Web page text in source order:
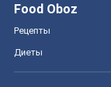
Food Oboz
Рецепты
Диеты